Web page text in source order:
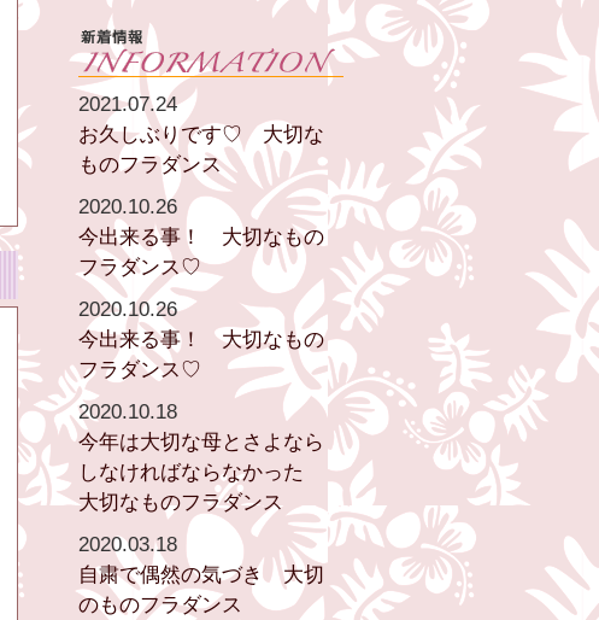
2021.07.24
お久しぶりです♡ 大切な
ものフラダンス
2020.10.26
今出来る事！ 大切なもの
フラダンス♡
2020.10.26
今出来る事！ 大切なもの
フラダンス♡
2020.10.18
今年は大切な母とさよなら
しなければならなかった
大切なものフラダンス
2020.03.18
自粛で偶然の気づき 大切
のものフラダンス